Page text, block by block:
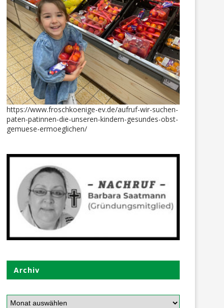
https://www.froschkoenige-ev.de/aufruf-wir-suchen-
paten-patinnen-die-unseren-kindern-gesundes-obst-
gemuese-ermoeglichen/
Archiv